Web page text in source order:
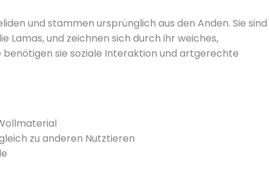
und stammen ursprünglich aus den Anden. Sie sind
Lamas, und zeichnen sich durch ihr weiches,
benötigen sie soziale Interaktion und artgerechte
zu anderen Nutztieren